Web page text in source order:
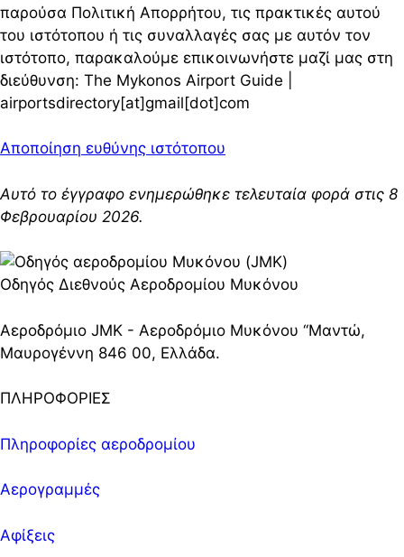
παρούσα Πολιτική Απορρήτου, τις πρακτικές αυτού
του ιστότοπου ή τις συναλλαγές σας με αυτόν τον
ιστότοπο, παρακαλούμε επικοινωνήστε μαζί μας στη
διεύθυνση: The Mykonos Airport Guide |
airportsdirectory[at]gmail[dot]com
Αποποίηση ευθύνης ιστότοπου
Αυτό το έγγραφο ενημερώθηκε τελευταία φορά στις 8
Φεβρουαρίου 2026.
Οδηγός Διεθνούς Αεροδρομίου Μυκόνου
Αεροδρόμιο JMK - Αεροδρόμιο Μυκόνου ‘‘Μαντώ,
Μαυρογέννη 846 00, Ελλάδα.
ΠΛΗΡΟΦΟΡΙΕΣ
Πληροφορίες αεροδρομίου
Αερογραμμές
Αφίξεις